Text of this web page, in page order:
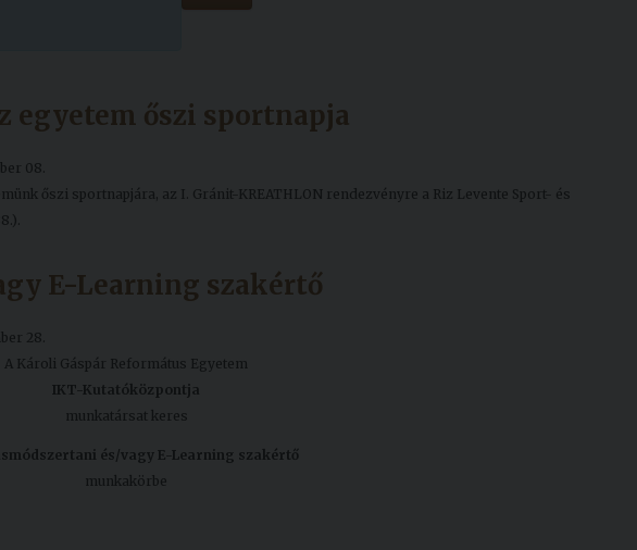
egyetem őszi sportnapja
08.
őszi sportnapjára, az I. Gránit-KREATHLON rendezvényre a Riz Levente Sport- és
E-Learning szakértő
28.
A Károli Gáspár Református Egyetem
IKT-Kutatóközpontja
munkatársat keres
és/vagy E-Learning szakértő
munkakörbe